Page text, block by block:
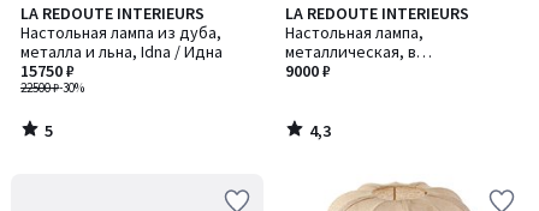
LA REDOUTE INTERIEURS
Настольная лампа из дуба,
металла и льна, Idna / Идна
22500 ₽-30%
15750 ₽
5
/
5
5
/
LA REDOUTE INTERIEURS
Настольная лампа,
металлическая, в
индустриальном стиле, Kikan /
9000 ₽
4,3
/ 5
4,3
/